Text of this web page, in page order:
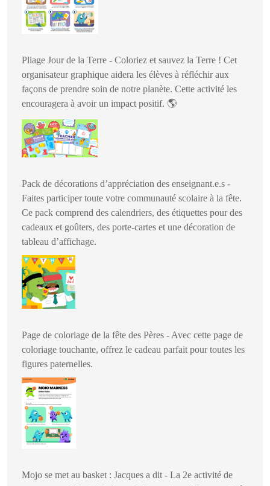
Pliage Jour de la Terre - Coloriez et sauvez la Terre ! Cet
organisateur graphique aidera les élèves à réfléchir aux
façons de prendre soin de notre planète. Cette activité les
encouragera à avoir un impact positif. 🌎
Pack de décorations d’appréciation des enseignant.e.s -
Faites participer toute votre communauté scolaire à la fête.
Ce pack comprend des calendriers, des étiquettes pour des
cadeaux et goûters, des porte-cartes et une décoration de
tableau d’affichage.
Page de coloriage de la fête des Pères - Avec cette page de
coloriage touchante, offrez le cadeau parfait pour toutes les
figures paternelles.
Mojo se met au basket : Jacques a dit - La 2e activité de